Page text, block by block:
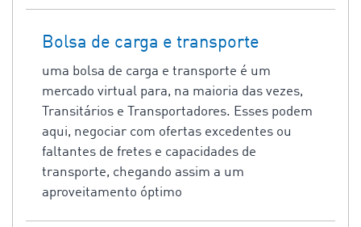
Bolsa de carga e transporte
uma bolsa de carga e transporte é um
mercado virtual para, na maioria das vezes,
Transitários e Transportadores. Esses podem
aqui, negociar com ofertas excedentes ou
faltantes de fretes e capacidades de
transporte, chegando assim a um
aproveitamento óptimo